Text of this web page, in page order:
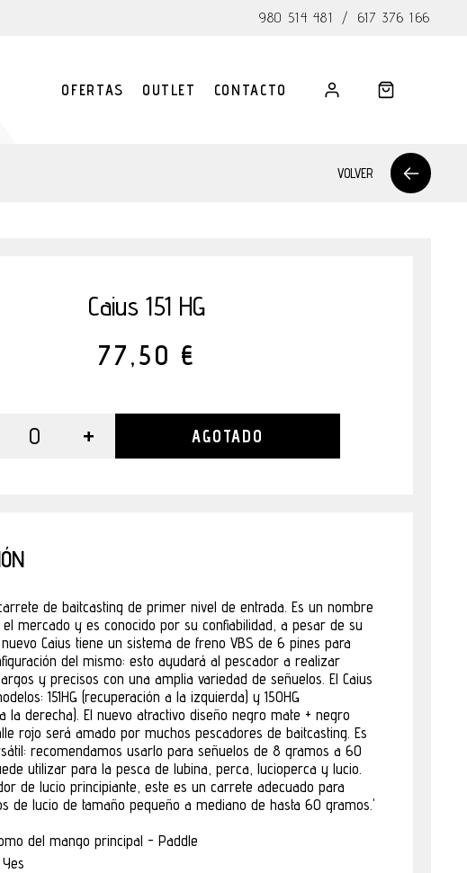
980 514 481 / 617 376 166
OFERTAS OUTLET CONTACTO
VOLVER
Caius 151 HG
77,50 €
0 + AGOTADO
de baitcasting de primer nivel de entrada. Es un nombre
el mercado y es conocido por su confiabilidad, a pesar de su
Caius tiene un sistema de freno VBS de 6 pines para
del mismo: esto ayudará al pescador a realizar
y precisos con una amplia variedad de señuelos. El Caius
151HG (recuperación a la izquierda) y 150HG
la derecha). El nuevo atractivo diseño negro mate + negro
rojo será amado por muchos pescadores de baitcasting. Es
recomendamos usarlo para señuelos de 8 gramos a 60
utilizar para la pesca de lubina, perca, lucioperca y lucio.
de lucio principiante, este es un carrete adecuado para
de lucio de tamaño pequeño a mediano de hasta 60 gramos.'
del mango principal - Paddle